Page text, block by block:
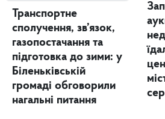
Транспортне
сполучення, зв’язок,
газопостачання та
підготовка до зими: у
Біленьківській
громаді обговорили
нагальні питання